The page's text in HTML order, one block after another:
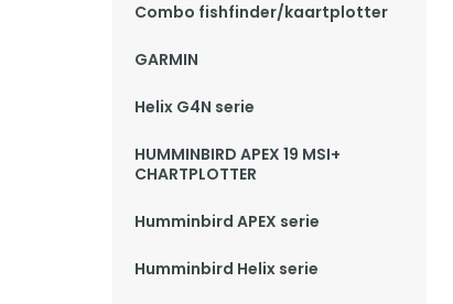
Combo fishfinder/kaartplotter
GARMIN
Helix G4N serie
HUMMINBIRD APEX 19 MSI+
CHARTPLOTTER
Humminbird APEX serie
Humminbird Helix serie